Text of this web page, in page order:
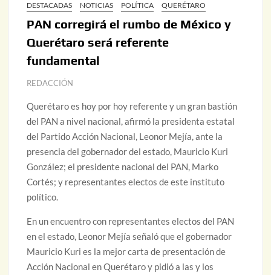
DESTACADAS NOTICIAS POLÍTICA QUERÉTARO
PAN corregirá el rumbo de México y
Querétaro será referente
fundamental
REDACCIÓN
Querétaro es hoy por hoy referente y un gran bastión
del PAN a nivel nacional, afirmó la presidenta estatal
del Partido Acción Nacional, Leonor Mejía, ante la
presencia del gobernador del estado, Mauricio Kuri
González; el presidente nacional del PAN, Marko
Cortés; y representantes electos de este instituto
político.
En un encuentro con representantes electos del PAN
en el estado, Leonor Mejía señaló que el gobernador
Mauricio Kuri es la mejor carta de presentación de
Acción Nacional en Querétaro y pidió a las y los